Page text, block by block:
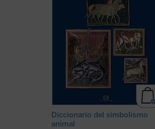
significados, que varían en función
de la característica animal puesta
en juego. El león predador
representa al diablo, el león que
duerme con un ojo ...
(ver ficha)
Diccionario del simbolismo
animal